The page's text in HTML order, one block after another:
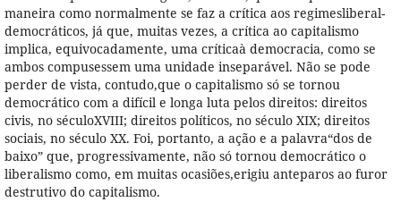
maneira como normalmente se faz a crítica aos regimesliberal-
democráticos, já que, muitas vezes, a crítica ao capitalismo
implica, equivocadamente, uma críticaà democracia, como se
ambos compusessem uma unidade inseparável. Não se pode
perder de vista, contudo,que o capitalismo só se tornou
democrático com a difícil e longa luta pelos direitos: direitos
civis, no séculoXVIII; direitos políticos, no século XIX; direitos
sociais, no século XX. Foi, portanto, a ação e a palavra“dos de
baixo” que, progressivamente, não só tornou democrático o
liberalismo como, em muitas ocasiões,erigiu anteparos ao furor
destrutivo do capitalismo.